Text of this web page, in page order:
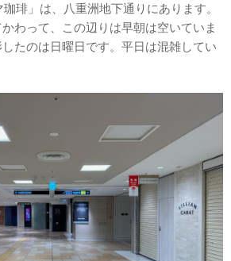
琲」は、八重洲地下通りにあります。
わって、この辺りは早朝は空いていま
たのは日曜日です。平日は混雑してい